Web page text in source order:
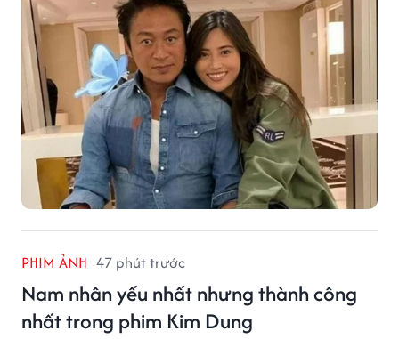
xã hội.
PHIM ẢNH 47 phút trước
Nam nhân yếu nhất nhưng thành công
nhất trong phim Kim Dung